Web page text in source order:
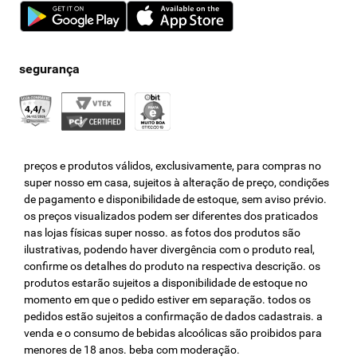
preços e produtos válidos, exclusivamente, para compras no
super nosso em casa, sujeitos à alteração de preço, condições
de pagamento e disponibilidade de estoque, sem aviso prévio.
os preços visualizados podem ser diferentes dos praticados
nas lojas físicas super nosso. as fotos dos produtos são
ilustrativas, podendo haver divergência com o produto real,
confirme os detalhes do produto na respectiva descrição. os
produtos estarão sujeitos a disponibilidade de estoque no
momento em que o pedido estiver em separação. todos os
pedidos estão sujeitos a confirmação de dados cadastrais. a
venda e o consumo de bebidas alcoólicas são proibidos para
menores de 18 anos. beba com moderação.